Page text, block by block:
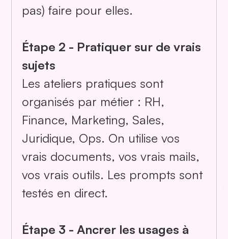
pas) faire pour elles.
Étape 2 - Pratiquer sur de vrais
sujets
Les ateliers pratiques sont
organisés par métier : RH,
Finance, Marketing, Sales,
Juridique, Ops. On utilise vos
vrais documents, vos vrais mails,
vos vrais outils. Les prompts sont
testés en direct.
Étape 3 - Ancrer les usages à